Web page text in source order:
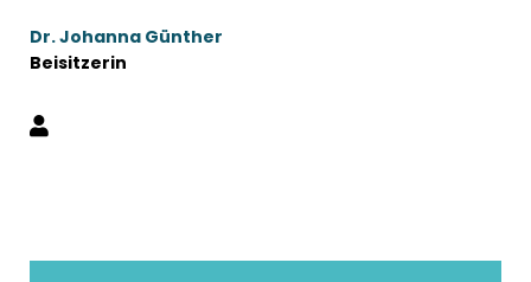
Dr. Johanna Günther
Beisitzerin